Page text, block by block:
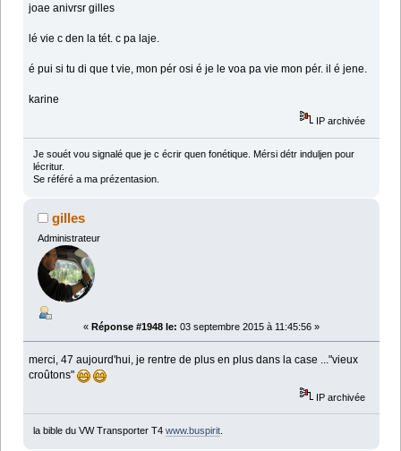
joae anivrsr gilles
lé vie c den la tét. c pa laje.
é pui si tu di que t vie, mon pér osi é je le voa pa vie mon pér. il é jene.
karine
IP archivée
Je souét vou signalé que je c écrir quen fonétique. Mérsi détr induljen pour
lécritur.
Se référé a ma prézentasion.
gilles
Administrateur
« Réponse #1948 le: 03 septembre 2015 à 11:45:56 »
merci, 47 aujourd'hui, je rentre de plus en plus dans la case ..."vieux
croûtons"
IP archivée
la bible du VW Transporter T4 www.buspirit.